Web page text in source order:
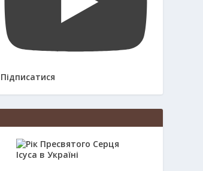
Підписатися